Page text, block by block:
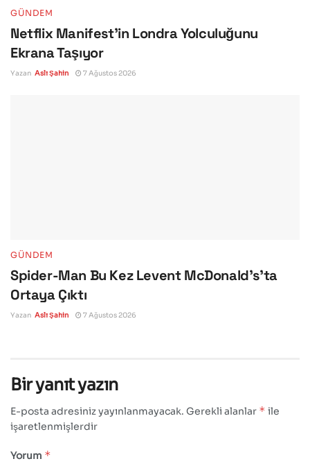
GÜNDEM
Netflix Manifest’in Londra Yolculuğunu
Ekrana Taşıyor
Yazan Aslı Şahin 7 Ağustos 2026
GÜNDEM
Spider-Man Bu Kez Levent McDonald’s’ta
Ortaya Çıktı
Yazan Aslı Şahin 7 Ağustos 2026
Bir yanıt yazın
E-posta adresiniz yayınlanmayacak. Gerekli alanlar * ile
işaretlenmişlerdir
Yorum *